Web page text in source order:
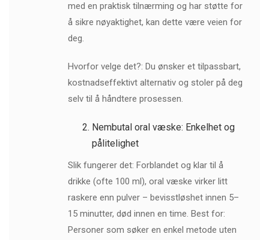
med en praktisk tilnærming og har støtte for
å sikre nøyaktighet, kan dette være veien for
deg.
Hvorfor velge det?: Du ønsker et tilpassbart,
kostnadseffektivt alternativ og stoler på deg
selv til å håndtere prosessen.
Nembutal oral væske: Enkelhet og
pålitelighet
Slik fungerer det: Forblandet og klar til å
drikke (ofte 100 ml), oral væske virker litt
raskere enn pulver – bevisstløshet innen 5–
15 minutter, død innen en time. Best for:
Personer som søker en enkel metode uten